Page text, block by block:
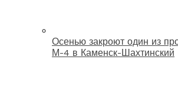
Осенью закроют один из
М-4 в Каменск-Шахтинский